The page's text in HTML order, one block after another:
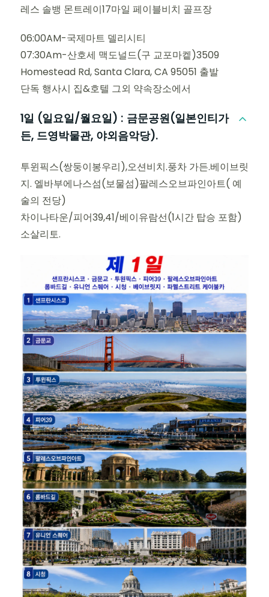
레스 솔뱅 몬트레이17마일 페이블비치 골프장
06:00AM-국제마트 델리시티
07:30Am-산호세 맥도널드(구 교포마켙)3509
Homestead Rd, Santa Clara, CA 95051 출발
단독 행사시 집&호텔 그외 약속장소에서
1일 (일요일/월요일) : 금문공원(일본인티가
든, 드영박물관, 야외음악당).
투윈픽스(쌍둥이봉우리),오션비치.풍차 가든.베이브릿
지. 엘바부에나스섬(보물섬)팔레스오브파인아트( 예
술의 전당)
차이나타운/피어39,41/베이유람선(1시간 탑승 포함)
소살리토.